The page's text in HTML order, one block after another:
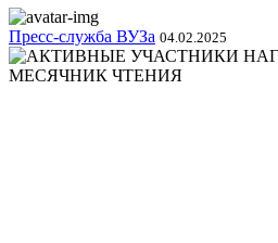
Пресс-служба ВУЗа 04.02.2025